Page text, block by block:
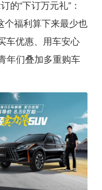
的“下订万元礼”：
个福利算下来最少也
车优惠、用车安心
年们叠加多重购车